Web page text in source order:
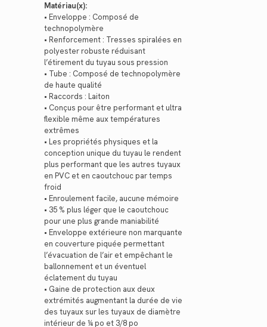
Matériau(x):
• Enveloppe : Composé de
technopolymère
• Renforcement : Tresses spiralées en
polyester robuste réduisant
l’étirement du tuyau sous pression
• Tube : Composé de technopolymère
de haute qualité
• Raccords : Laiton
• Conçus pour être performant et ultra
flexible même aux températures
extrêmes
• Les propriétés physiques et la
conception unique du tuyau le rendent
plus performant que les autres tuyaux
en PVC et en caoutchouc par temps
froid
• Enroulement facile, aucune mémoire
• 35 % plus léger que le caoutchouc
pour une plus grande maniabilité
• Enveloppe extérieure non marquante
en couverture piquée permettant
l’évacuation de l’air et empêchant le
ballonnement et un éventuel
éclatement du tuyau
• Gaine de protection aux deux
extrémités augmentant la durée de vie
des tuyaux sur les tuyaux de diamètre
intérieur de ¼ po et 3/8 po